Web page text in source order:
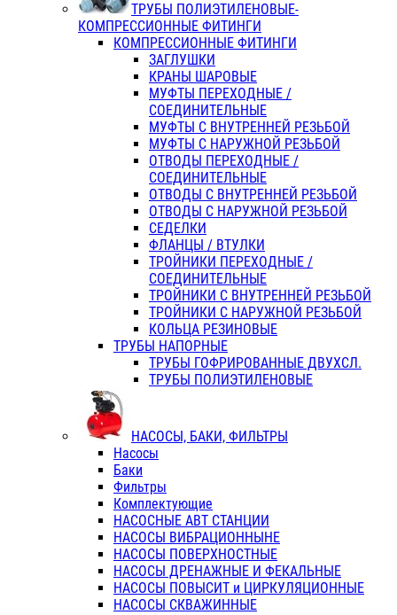
ТРУБЫ ПОЛИЭТИЛЕНОВЫЕ-
КОМПРЕССИОННЫЕ ФИТИНГИ
КОМПРЕССИОННЫЕ ФИТИНГИ
ЗАГЛУШКИ
КРАНЫ ШАРОВЫЕ
МУФТЫ ПЕРЕХОДНЫЕ /
СОЕДИНИТЕЛЬНЫЕ
МУФТЫ С ВНУТРЕННЕЙ РЕЗЬБОЙ
МУФТЫ С НАРУЖНОЙ РЕЗЬБОЙ
ОТВОДЫ ПЕРЕХОДНЫЕ /
СОЕДИНИТЕЛЬНЫЕ
ОТВОДЫ С ВНУТРЕННЕЙ РЕЗЬБОЙ
ОТВОДЫ С НАРУЖНОЙ РЕЗЬБОЙ
СЕДЕЛКИ
ФЛАНЦЫ / ВТУЛКИ
ТРОЙНИКИ ПЕРЕХОДНЫЕ /
СОЕДИНИТЕЛЬНЫЕ
ТРОЙНИКИ С ВНУТРЕННЕЙ РЕЗЬБОЙ
ТРОЙНИКИ С НАРУЖНОЙ РЕЗЬБОЙ
КОЛЬЦА РЕЗИНОВЫЕ
ТРУБЫ НАПОРНЫЕ
ТРУБЫ ГОФРИРОВАННЫЕ ДВУХСЛ.
ТРУБЫ ПОЛИЭТИЛЕНОВЫЕ
НАСОСЫ, БАКИ, ФИЛЬТРЫ
Насосы
Баки
Фильтры
Комплектующие
НАСОСНЫЕ АВТ СТАНЦИИ
НАСОСЫ ВИБРАЦИОННЫНЕ
НАСОСЫ ПОВЕРХНОСТНЫЕ
НАСОСЫ ДРЕНАЖНЫЕ И ФЕКАЛЬНЫЕ
НАСОСЫ ПОВЫСИТ и ЦИРКУЛЯЦИОННЫЕ
НАСОСЫ СКВАЖИННЫЕ